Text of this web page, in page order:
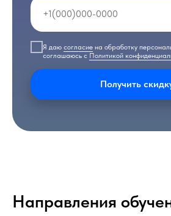
Я даю согласие на обработку
соглашаюсь с Политикой
Получить
Направления